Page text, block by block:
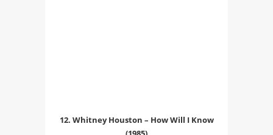
12. Whitney Houston – How Will I Know